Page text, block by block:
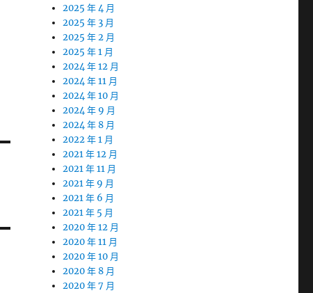
2025 年 4 月
2025 年 3 月
2025 年 2 月
2025 年 1 月
2024 年 12 月
2024 年 11 月
2024 年 10 月
2024 年 9 月
2024 年 8 月
2022 年 1 月
2021 年 12 月
2021 年 11 月
2021 年 9 月
2021 年 6 月
2021 年 5 月
2020 年 12 月
2020 年 11 月
2020 年 10 月
2020 年 8 月
2020 年 7 月